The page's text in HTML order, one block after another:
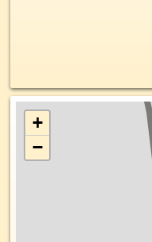
+
−